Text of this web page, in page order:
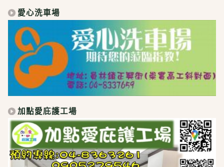
愛心洗車場
加點愛庇護工場